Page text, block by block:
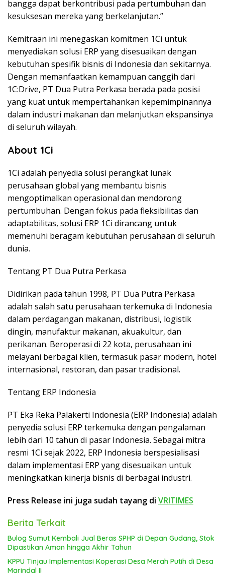
bangga dapat berkontribusi pada pertumbuhan dan
kesuksesan mereka yang berkelanjutan.”
Kemitraan ini menegaskan komitmen 1Ci untuk
menyediakan solusi ERP yang disesuaikan dengan
kebutuhan spesifik bisnis di Indonesia dan sekitarnya.
Dengan memanfaatkan kemampuan canggih dari
1C:Drive, PT Dua Putra Perkasa berada pada posisi
yang kuat untuk mempertahankan kepemimpinannya
dalam industri makanan dan melanjutkan ekspansinya
di seluruh wilayah.
About 1Ci
1Ci adalah penyedia solusi perangkat lunak
perusahaan global yang membantu bisnis
mengoptimalkan operasional dan mendorong
pertumbuhan. Dengan fokus pada fleksibilitas dan
adaptabilitas, solusi ERP 1Ci dirancang untuk
memenuhi beragam kebutuhan perusahaan di seluruh
dunia.
Tentang PT Dua Putra Perkasa
Didirikan pada tahun 1998, PT Dua Putra Perkasa
adalah salah satu perusahaan terkemuka di Indonesia
dalam perdagangan makanan, distribusi, logistik
dingin, manufaktur makanan, akuakultur, dan
perikanan. Beroperasi di 22 kota, perusahaan ini
melayani berbagai klien, termasuk pasar modern, hotel
internasional, restoran, dan pasar tradisional.
Tentang ERP Indonesia
PT Eka Reka Palakerti Indonesia (ERP Indonesia) adalah
penyedia solusi ERP terkemuka dengan pengalaman
lebih dari 10 tahun di pasar Indonesia. Sebagai mitra
resmi 1Ci sejak 2022, ERP Indonesia berspesialisasi
dalam implementasi ERP yang disesuaikan untuk
meningkatkan kinerja bisnis di berbagai industri.
Press Release ini juga sudah tayang di VRITIMES
Berita Terkait
Bulog Sumut Kembali Jual Beras SPHP di Depan Gudang, Stok
Dipastikan Aman hingga Akhir Tahun
KPPU Tinjau Implementasi Koperasi Desa Merah Putih di Desa
Marindal II